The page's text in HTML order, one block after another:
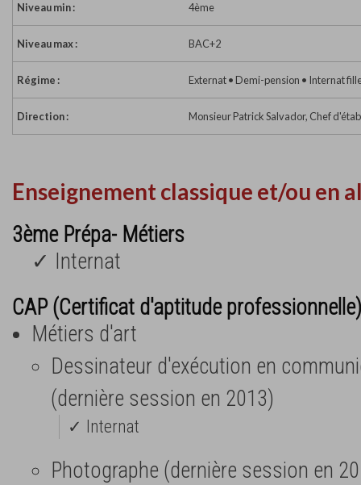
Niveau min : 4ème
Niveau max : BAC+2
Régime : Externat • Demi-pension • Internat
Direction : Monsieur Patrick Salvador, Chef
Enseignement classique et/ou en
3ème Prépa- Métiers
✓ Internat
CAP (Certificat d'aptitude professionnelle)
Métiers d'art
Dessinateur d'exécution en
(dernière session en 2013)
✓ Internat
Photographe (dernière session en